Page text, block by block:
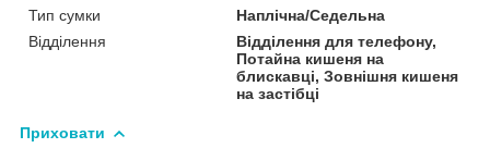
Тип сумки
Наплічна/Седельна
Відділення
Відділення для телефону,
Потайна кишеня на
блискавці, Зовнішня кишеня
на застібці
Приховати